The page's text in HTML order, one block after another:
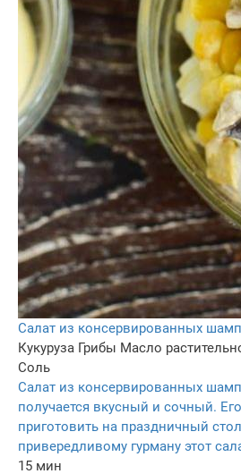
Салат из консервированных
Кукуруза Грибы Масло
Соль
Салат из консервированных
получается вкусный и сочный.
приготовить на праздничный
привередливому гурману этот
15 мин